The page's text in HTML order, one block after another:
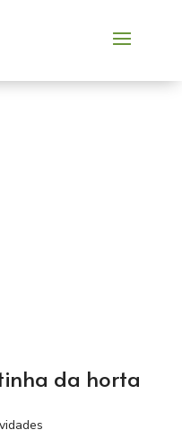
da horta